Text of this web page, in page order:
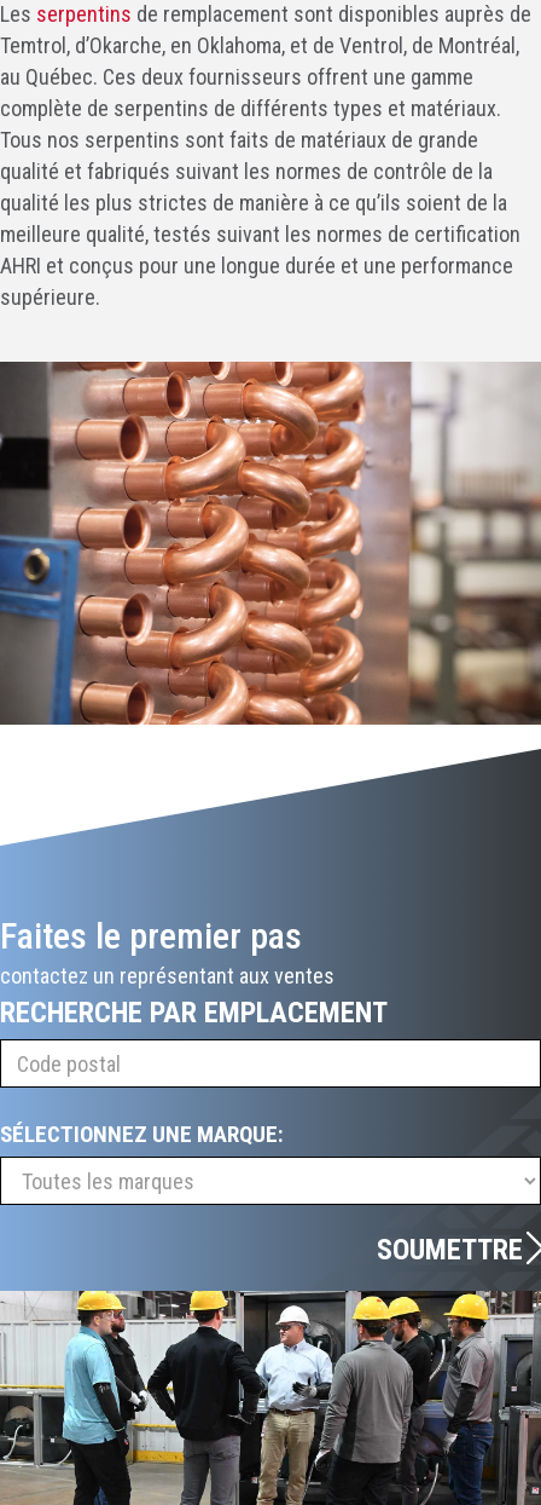
Les serpentins de remplacement sont disponibles auprès de
Temtrol, d’Okarche, en Oklahoma, et de Ventrol, de Montréal,
au Québec. Ces deux fournisseurs offrent une gamme
complète de serpentins de différents types et matériaux.
Tous nos serpentins sont faits de matériaux de grande
qualité et fabriqués suivant les normes de contrôle de la
qualité les plus strictes de manière à ce qu’ils soient de la
meilleure qualité, testés suivant les normes de certification
AHRI et conçus pour une longue durée et une performance
supérieure.
Faites le premier pas
contactez un représentant aux ventes
RECHERCHE PAR EMPLACEMENT
SÉLECTIONNEZ UNE MARQUE:
SOUMETTRE